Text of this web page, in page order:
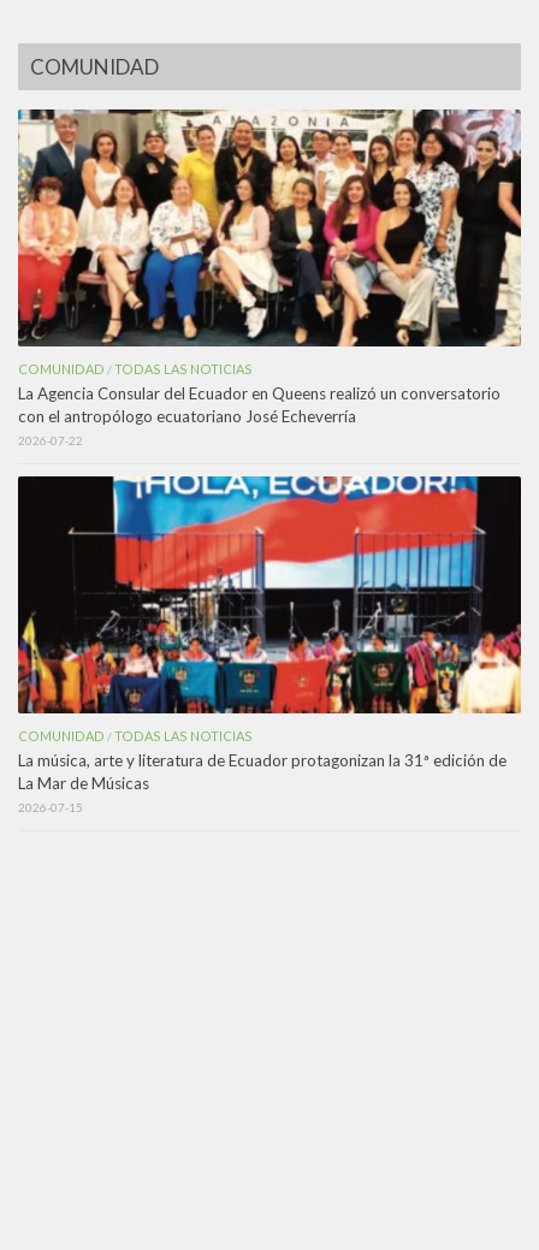
COMUNIDAD
COMUNIDAD /TODAS LAS NOTICIAS
La Agencia Consular del Ecuador en Queens realizó un conversatorio
con el antropólogo ecuatoriano José Echeverría
2026-07-22
COMUNIDAD /TODAS LAS NOTICIAS
La música, arte y literatura de Ecuador protagonizan la 31ª edición de
La Mar de Músicas
2026-07-15